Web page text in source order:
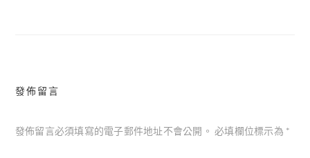
發佈留言
發佈留言必須填寫的電子郵件地址不會公開。 必填欄位標示為 *